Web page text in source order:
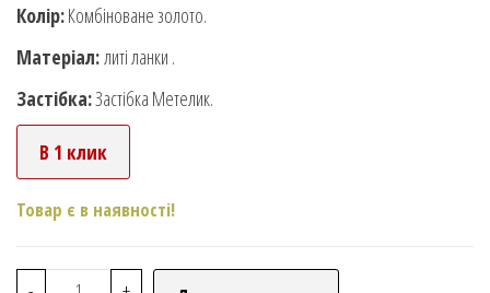
Колір:Комбіноване золото.
Матеріал: литі ланки .
Застібка:Застібка Метелик.
В 1 клик
Товар є в наявності!